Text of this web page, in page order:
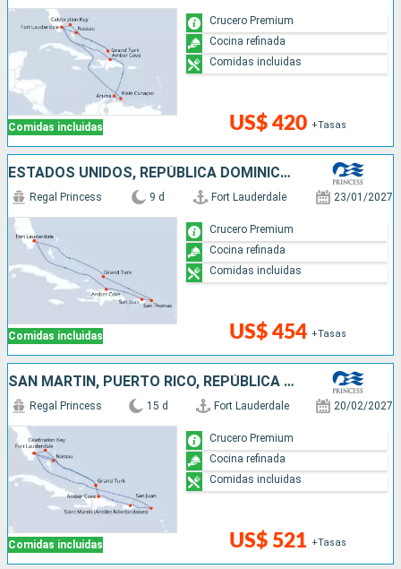
Comidas incluidas US$ 420 +Tasas
Crucero Premium
Cocina refinada
Comidas incluidas
ESTADOS UNIDOS, REPÚBLICA DOMINICANA, PUERTO RICO
Comidas incluidas
Regal Princess 9 d Fort Lauderdale 23/01/2027
US$ 454 +Tasas
Crucero Premium
Cocina refinada
Comidas incluidas
SAN MARTÍN, PUERTO RICO, REPÚBLICA DOMINICANA, ESTADOS UNIDOS, BAHAMAS
Comidas incluidas
Regal Princess 15 d Fort Lauderdale 20/02/2027
US$ 521 +Tasas
Crucero Premium
Cocina refinada
Comidas incluidas